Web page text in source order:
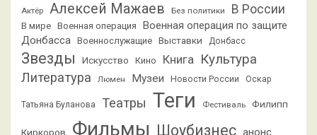
Актёр Алексей Мажаев Без политики В России
В мире Военная операция
Военная операция по защите
Донбасса Военнослужащие Выставки Донбасс
Звезды Искусство Кино Книга Культура
Литература Люмен Музеи Новости России Оскар
Татьяна Буланова Театры Теги Фестиваль Филипп
Киркоров Фильмы Шоубизнес анонс